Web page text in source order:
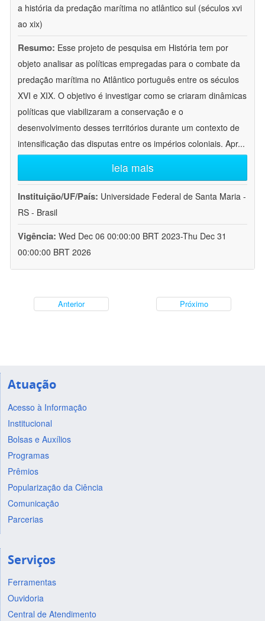
a história da predação marítima no atlântico sul (séculos xvi
ao xix)
Resumo: Esse projeto de pesquisa em História tem por
objeto analisar as políticas empregadas para o combate da
predação marítima no Atlântico português entre os séculos
XVI e XIX. O objetivo é investigar como se criaram dinâmicas
políticas que viabilizaram a conservação e o
desenvolvimento desses territórios durante um contexto de
intensificação das disputas entre os impérios coloniais. Apr...
leia mais
Instituição/UF/País: Universidade Federal de Santa Maria -
RS - Brasil
Vigência: Wed Dec 06 00:00:00 BRT 2023-Thu Dec 31
00:00:00 BRT 2026
Anterior Próximo
Atuação
Acesso à Informação
Institucional
Bolsas e Auxílios
Programas
Prêmios
Popularização da Ciência
Comunicação
Parcerias
Serviços
Ferramentas
Ouvidoria
Central de Atendimento